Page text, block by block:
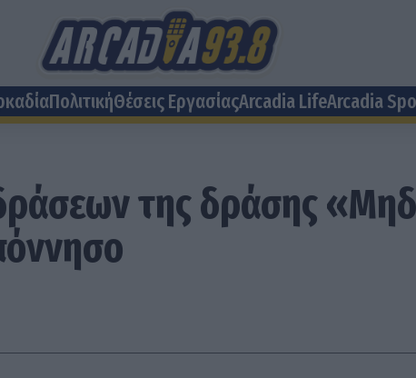
ΠολιτικήΘέσεις EργασίαςArcadia LifeArcadia
της δράσης